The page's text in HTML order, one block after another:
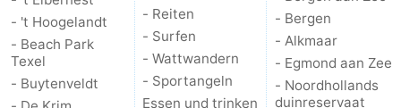
- 't Hoogelandt
- Beach Park
Texel
- Buytenveldt
- Reiten
- Surfen
- Wattwandern
- Sportangeln
Essen und trinken
- Bergen
- Alkmaar
- Egmond aan Zee
- Noordhollands
duinreservaat